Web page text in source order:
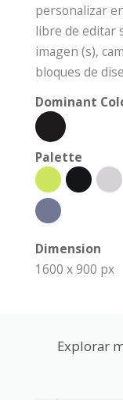
personalizar
libre de editar
imagen (s),
bloques de
Dominant
Palette
Dimension
1600 x 900 px
Explorar